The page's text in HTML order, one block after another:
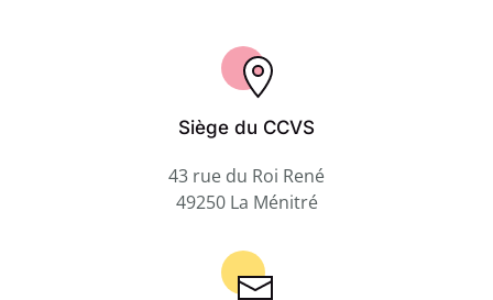
Siège du CCVS
43 rue du Roi René
49250 La Ménitré